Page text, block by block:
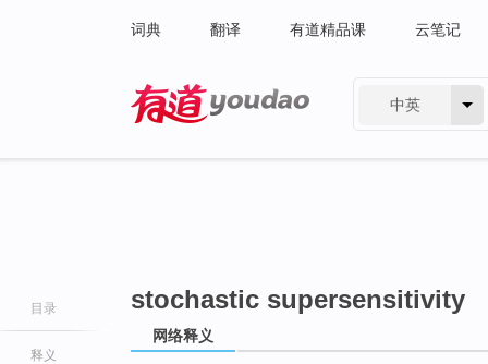
词典 翻译 有道精品课 云笔记
中英
目录
释义
stochastic supersensitivity
网络释义